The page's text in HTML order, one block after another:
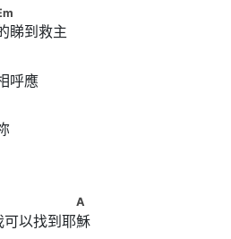
　　　　        A
睇到救主
呼應
G　　　　　　　A
A
可以找到耶穌